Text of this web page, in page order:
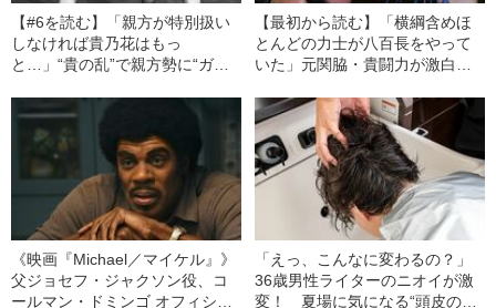
【#6を読む】「親方が特別扱い
しなければ貴乃花はもっ
と…」“貴の乱”で親方勢に“ガチ
の違い》
【最初から読む】「横綱含めほ
とんどの力士が八百長をやって
いた」元関脇・貴闘力が激白す
黒幕説の真実”とは《録音テープ
公開》
《映画『Michael／マイケル』》
父ジョセフ・ジャクソン役、コ
ールマン・ドミンゴ オフィシャ
「えっ、こんなに変わるの？」
36歳男性ライターのニオイが激
変！ 夏場に気になる“頭皮のニ